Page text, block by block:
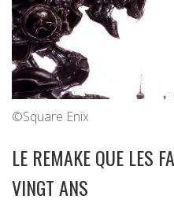
©Square Enix
LE REMAKE QUE LES
VINGT ANS